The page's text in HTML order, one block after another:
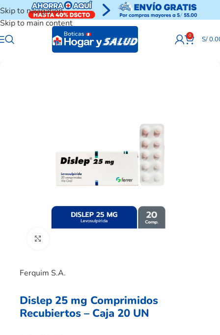
Skip to navigation
Skip to main content
0 S/
Ferquim S.A.
Dislep 25 mg Comprimidos
Recubiertos – Caja 20 UN